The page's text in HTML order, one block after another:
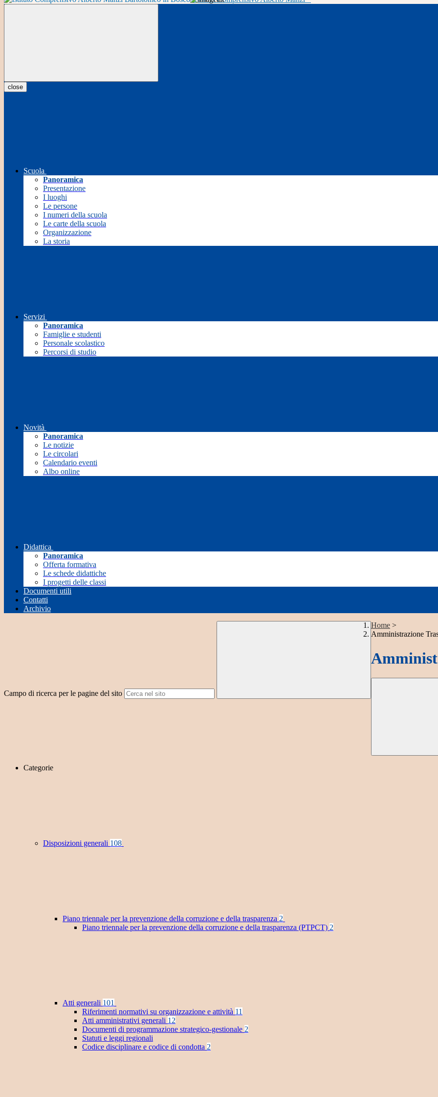
close
Scuola
Panoramica
Presentazione
I luoghi
Le persone
I numeri della scuola
Le carte della scuola
Organizzazione
La storia
Servizi
Panoramica
Famiglie e studenti
Personale scolastico
Percorsi di studio
Novità
Panoramica
Le notizie
Le circolari
Calendario eventi
Albo online
Didattica
Panoramica
Offerta formativa
Le schede didattiche
I progetti delle classi
Documenti utili
Contatti
Archivio
Campo di ricerca per le pagine del sito
Home >
Amministrazione
Categorie
Disposizioni generali 108
Piano triennale per la prevenzione della corruzione e della trasparenza 2
Piano triennale per la prevenzione della corruzione e della trasparenza (PTPCT) 2
Atti generali 101
Riferimenti normativi su organizzazione e attività 11
Atti amministrativi generali 12
Documenti di programmazione strategico-gestionale 2
Statuti e leggi regionali
Codice disciplinare e codice di condotta 2